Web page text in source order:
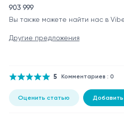
903 999
Вы также можете найти нас в
Другие предложения
5 Комментариев : 0
Оценить статью